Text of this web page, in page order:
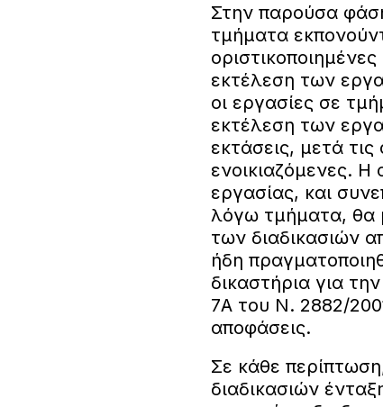
Στην παρούσα
τμήματα
εκτέλεση των
οι εργασίες σε
εκτέλεση των
εκτάσεις, μετά τις
ενοικιαζόμενες.
εργασίας, και
λόγω τμήματα, θα
των διαδικασιών
ήδη
δικαστήρια για
7Α του Ν. 2882/
αποφάσεις.
Σε κάθε
διαδικασιών